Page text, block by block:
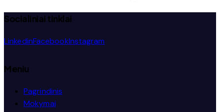
Socialiniai tinklai
LinkedinFacebookInstagram
Meniu
Pagrindinis
Mokymai